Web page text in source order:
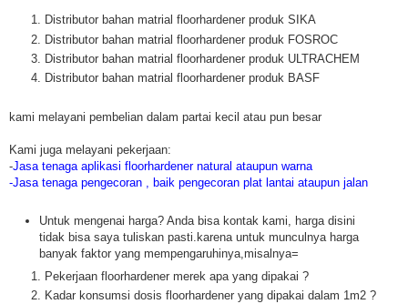
Distributor bahan matrial floorhardener produk SIKA
Distributor bahan matrial floorhardener produk FOSROC
Distributor bahan matrial floorhardener produk ULTRACHEM
Distributor bahan matrial floorhardener produk BASF
kami melayani pembelian dalam partai kecil atau pun besar
Kami juga melayani pekerjaan:
-Jasa tenaga aplikasi floorhardener natural ataupun warna
-Jasa tenaga pengecoran , baik pengecoran plat lantai ataupun jalan
Untuk mengenai harga? Anda bisa kontak kami, harga disini
tidak bisa saya tuliskan pasti.karena untuk munculnya harga
banyak faktor yang mempengaruhinya,misalnya=
Pekerjaan floorhardener merek apa yang dipakai ?
Kadar konsumsi dosis floorhardener yang dipakai dalam 1m2 ?